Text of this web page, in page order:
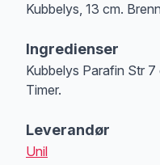
Kubbelys, 13 cm.
Ingredienser
Kubbelys Parafin Str
Timer.
Leverandør
Unil